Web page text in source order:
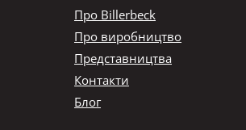
Про Billerbeck
Про виробництво
Представництва
Контакти
Блог